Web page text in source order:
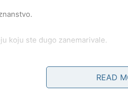
koju ste dugo zanemarivale.
vide početak finansijskog
Ribe dobiće razlog za veliko
READ